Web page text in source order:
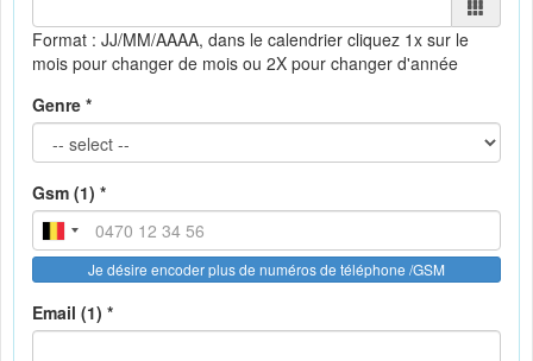
Format : JJ/MM/AAAA, dans le calendrier cliquez 1x sur le
mois pour changer de mois ou 2X pour changer d'année
Genre *
Gsm (1) *
Je désire encoder plus de numéros de téléphone /GSM
Email (1) *